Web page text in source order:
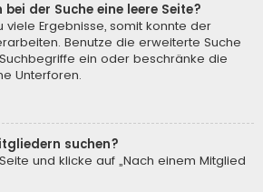
der Suche eine leere Seite?
viele Ergebnisse, somit konnte der
Benutze die erweiterte Suche
ein oder beschränke die
Unterforen.
suchen?
und klicke auf „Nach einem Mitglied